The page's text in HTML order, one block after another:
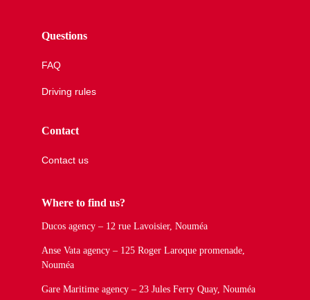
Questions
FAQ
Driving rules
Contact
Contact us
Where to find us?
Ducos agency – 12 rue Lavoisier, Nouméa
Anse Vata agency – 125 Roger Laroque promenade,
Nouméa
Gare Maritime agency – 23 Jules Ferry Quay, Nouméa